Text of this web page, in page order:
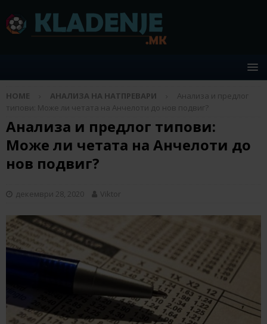
HOME АНАЛИЗА НА НАТПРЕВАРИ
Анализа и предлог
типови: Може ли четата на Анчелоти до нов подвиг?
Анализа и предлог типови:
Може ли четата на Анчелоти до
нов подвиг?
декември 28, 2020 Viktor